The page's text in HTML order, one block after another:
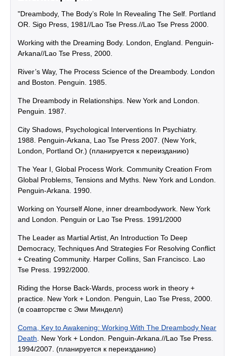
"Dreambody, The Body’s Role In Revealing The Self. Portland
OR. Sigo Press, 1981//Lao Tse Press.//Lao Tse Press 2000.
Working with the Dreaming Body. London, England. Penguin-
Arkana//Lao Tse Press, 2000.
River’s Way, The Process Science of the Dreambody. London
and Boston. Penguin. 1985.
The Dreambody in Relationships. New York and London.
Penguin. 1987.
City Shadows, Psychological Interventions In Psychiatry.
1988. Penguin-Arkana, Lao Tse Press 2007. (New York,
London, Portland Or.) (планируется к переизданию)
The Year I, Global Process Work. Community Creation From
Global Problems, Tensions and Myths. New York and London.
Penguin-Arkana. 1990.
Working on Yourself Alone, inner dreambodywork. New York
and London. Penguin or Lao Tse Press. 1991/2000
The Leader as Martial Artist, An Introduction To Deep
Democracy, Techniques And Strategies For Resolving Conflict
+ Creating Community. Harper Collins, San Francisco. Lao
Tse Press. 1992/2000.
Riding the Horse Back-Wards, process work in theory +
practice. New York + London. Penguin, Lao Tse Press, 2000.
(в соавторстве с Эми Минделл)
Coma, Key to Awakening: Working With The Dreambody Near
Death . New York + London. Penguin-Arkana.//Lao Tse Press.
1994/2007. (планируется к переизданию)